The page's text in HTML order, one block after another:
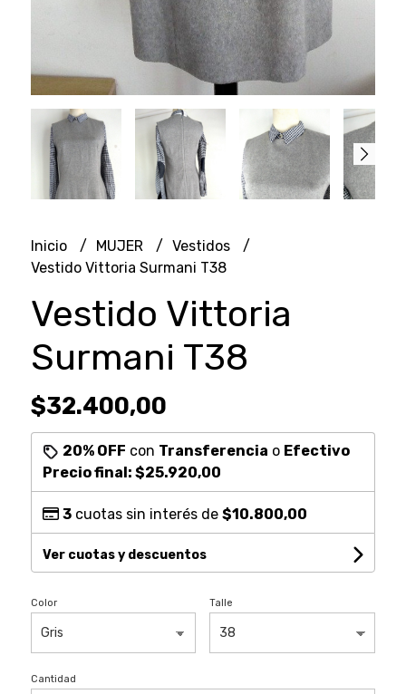
Inicio MUJER
Vestidos
Vestido Vittoria Surmani T38
Vestido Vittoria
Surmani T38
$32.400,00
20% OFF con Transferencia o Efectivo
Precio final: $25.920,00
3cuotas sin interés de $10.800,00
Ver cuotas y descuentos
Color Talle
Cantidad